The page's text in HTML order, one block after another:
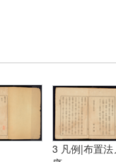
3 凡例|布置法